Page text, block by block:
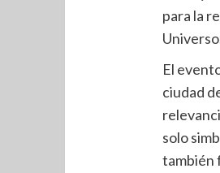
para la
El
ciudad
solo
también